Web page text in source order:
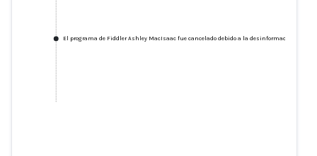
El programa de Fiddler Ashley MacIsaac fue cancelado debido a la desinformación